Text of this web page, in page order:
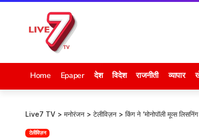
Home Epaper देश विदेश राजनीती व्यापार
Live7 TV > मनोरंजन > टेलीविज़न > किंग ने ‘मोनोपॉली मूव्स
टेलीविज़न